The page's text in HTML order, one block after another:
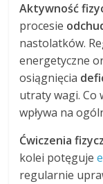
Aktywność
procesie
nastolatków.
energetyczne
osiągnięcia
utraty wagi. Co
wpływa na
Ćwiczenia
kolei potęguje
regularnie